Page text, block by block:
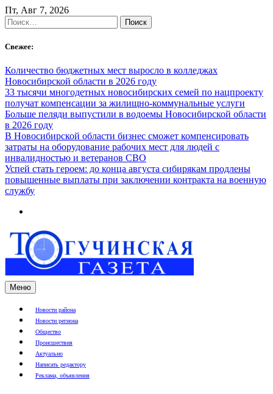
Skip
to
content
Пт, Авг 7, 2026
Найти:
Свежее:
Количество бюджетных мест выросло в колледжах
Новосибирской области в 2026 году
33 тысячи многодетных новосибирских семей по нацпроекту
получат компенсации за жилищно-коммунальные услуги
Больше пеляди выпустили в водоемы Новосибирской области
в 2026 году
В Новосибирской области бизнес сможет компенсировать
затраты на оборудование рабочих мест для людей с
инвалидностью и ветеранов СВО
Успей стать героем: до конца августа сибирякам продлены
повышенные выплаты при заключении контракта на военную
службу
Меню
Новости района
Новости региона
Общество
Происшествия
Актуально
Написать редактору
Реклама, объявления